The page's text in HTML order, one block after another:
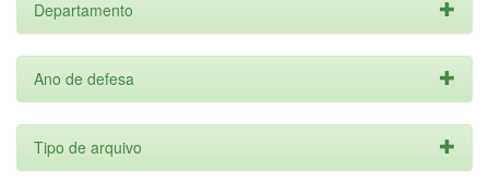
Departamento
Ano de defesa
Tipo de arquivo